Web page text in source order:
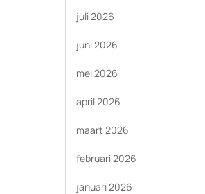
juli 2026
juni 2026
mei 2026
april 2026
maart 2026
februari 2026
januari 2026